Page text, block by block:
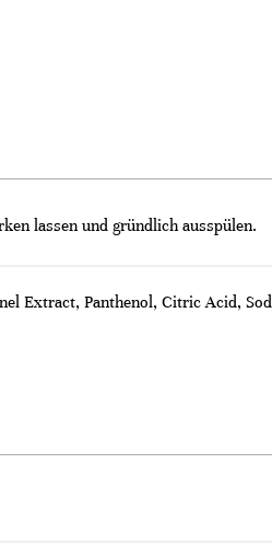
lassen und gründlich ausspülen.
Extract, Panthenol, Citric Acid,